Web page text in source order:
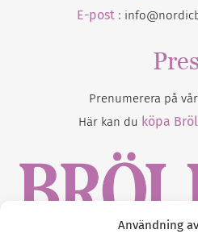
Användning
E-post :
Prenumerera på
Här kan du köpa